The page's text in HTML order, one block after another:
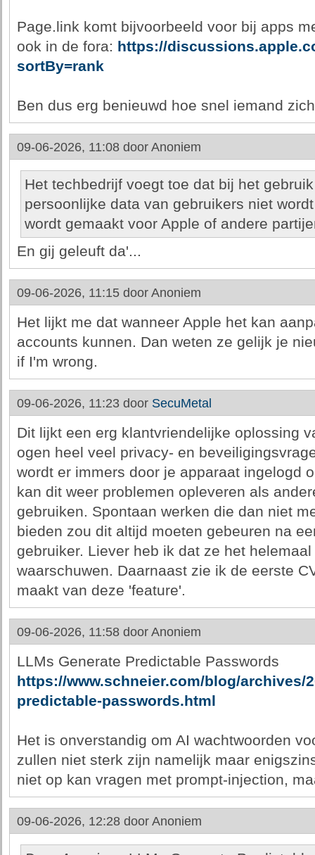
Page.link komt bijvoorbeeld voor bij apps
ook in de fora: https://
sortBy=rank
Ben dus erg benieuwd hoe snel iemand
09-06-2026, 11:08 door Anoniem
Het techbedrijf voegt toe dat bij het
persoonlijke data van gebruikers niet
wordt gemaakt voor Apple of andere
En gij geleuft da'...
09-06-2026, 11:15 door Anoniem
Het lijkt me dat wanneer Apple het kan
accounts kunnen. Dan weten ze gelijk je
if I'm wrong.
09-06-2026, 11:23 door SecuMetal
Dit lijkt een erg klantvriendelijke oplossing
ogen heel veel privacy- en
wordt er immers door je apparaat ingelogd
kan dit weer problemen opleveren als
gebruiken. Spontaan werken die dan niet
bieden zou dit altijd moeten gebeuren na
gebruiker. Liever heb ik dat ze het
waarschuwen. Daarnaast zie ik de eerste
maakt van deze 'feature'.
09-06-2026, 11:58 door Anoniem
LLMs Generate Predictable Passwords
https://www.schneier.com/blog/archives/
predictable-passwords.html
Het is onverstandig om AI wachtwoorden
zullen niet sterk zijn namelijk maar
niet op kan vragen met prompt-injection,
09-06-2026, 12:28 door Anoniem